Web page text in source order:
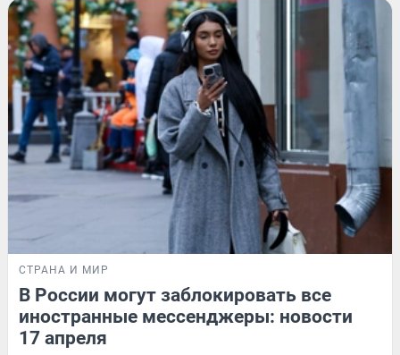
СТРАНА И МИР
В России могут заблокировать все
иностранные мессенджеры: новости
17 апреля